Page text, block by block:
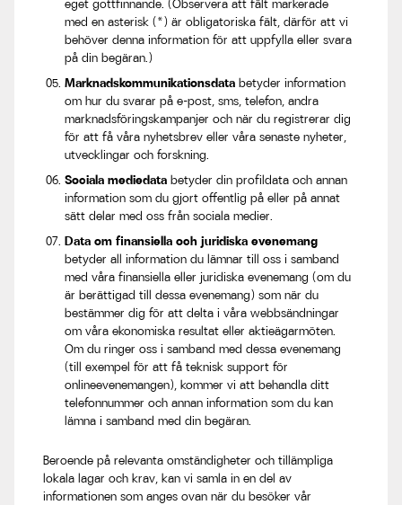
eget gottfinnande. (Observera att fält markerade
med en asterisk (*) är obligatoriska fält, därför att vi
behöver denna information för att uppfylla eller svara
på din begäran.)
Marknadskommunikationsdata betyder information
om hur du svarar på e-post, sms, telefon, andra
marknadsföringskampanjer och när du registrerar dig
för att få våra nyhetsbrev eller våra senaste nyheter,
utvecklingar och forskning.
Sociala mediedata betyder din profildata och annan
information som du gjort offentlig på eller på annat
sätt delar med oss från sociala medier.
Data om finansiella och juridiska evenemang
betyder all information du lämnar till oss i samband
med våra finansiella eller juridiska evenemang (om du
är berättigad till dessa evenemang) som när du
bestämmer dig för att delta i våra webbsändningar
om våra ekonomiska resultat eller aktieägarmöten.
Om du ringer oss i samband med dessa evenemang
(till exempel för att få teknisk support för
onlineevenemangen), kommer vi att behandla ditt
telefonnummer och annan information som du kan
lämna i samband med din begäran.
Beroende på relevanta omständigheter och tillämpliga
lokala lagar och krav, kan vi samla in en del av
informationen som anges ovan när du besöker vår